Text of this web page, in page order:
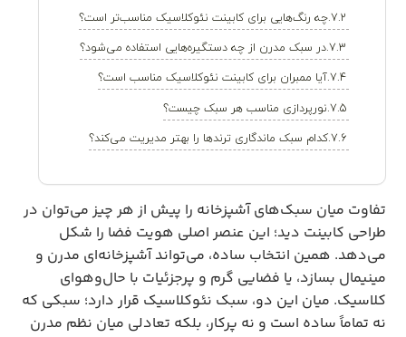
چه رنگ‌هایی برای کابینت نئوکلاسیک مناسب‌تر است؟
در سبک مدرن از چه دستگیره‌هایی استفاده می‌شود؟
آیا ممبران برای کابینت نئوکلاسیک مناسب است؟
نورپردازی مناسب هر سبک چیست؟
کدام سبک ماندگاری ترندها را بهتر مدیریت می‌کند؟
تفاوت میان سبک‌های آشپزخانه را پیش از هر چیز می‌توان در
طراحی کابینت دید؛ این عنصر اصلی هویت فضا را شکل
می‌دهد. همین انتخاب ساده، می‌تواند آشپزخانه‌ای مدرن و
مینیمال بسازد، یا فضایی گرم و پرجزئیات با حال‌و‌هوای
کلاسیک. میان این دو، سبک نئوکلاسیک قرار دارد؛ سبکی که
نه تماماً ساده است و نه پرکار، بلکه تعادلی میان نظم مدرن